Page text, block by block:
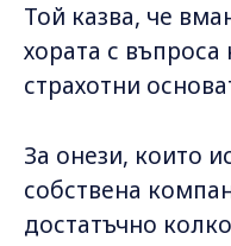
Той казва, че
хората с
страхотни
За онези, които
собствена
достатъчно